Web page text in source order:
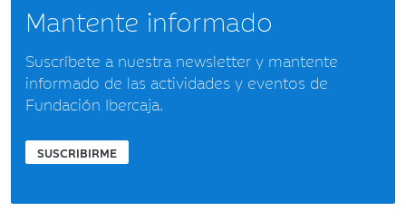
Mantente informado
Suscríbete a nuestra newsletter y mantente
informado de las actividades y eventos de
Fundación Ibercaja.
SUSCRIBIRME